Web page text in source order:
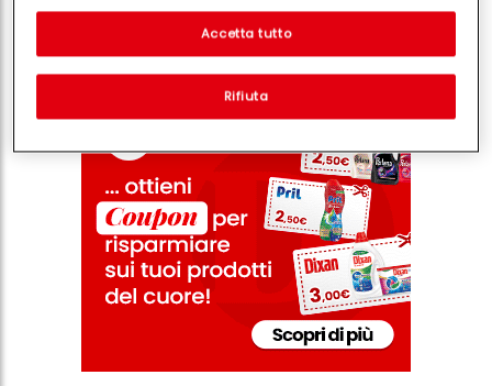
pixel, impronte digitali e tecnologie simili" utilizzeremo anche
cookie ed elaboreremo i dati relativi a te per
di questo sito Web e le tue interazioni commerciali con noi
(rispettivamente dell'azienda per cui lavori) per) e su tale base
conservare le nostre informazioni sulle entità commerciali e
creare profili individuali su di te che potrebbero essere arricchiti
con dati ottenuti da terze parti e altri siti Web. Utilizziamo questi
profili per scopi di marketing personalizzato, in particolare per
visualizzare annunci pubblicitari che potrebbero interessarti
(basati, ad esempio, sui tuoi interessi identificati) su questo sito
web e altri media (di terzi) tramite i dispositivi assegnati a te o
alla tua famiglia, nonché per misurare e ottimizzare il successo
delle campagne pubblicitarie.
Puoi trovare maggiori informazioni sul trattamento dei tuoi dati
Rifiuta
Accetta tutto